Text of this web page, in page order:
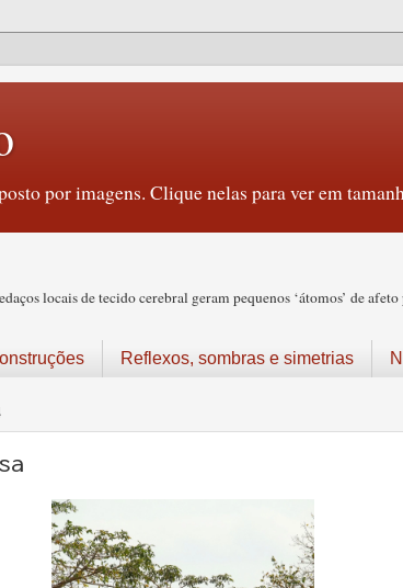
por imagens. Clique nelas para ver em
locais de tecido cerebral geram pequenos ‘átomos’ de
Reflexos, sombras e simetrias